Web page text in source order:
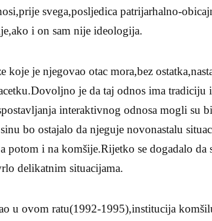
svega,posljedica patrijarhalno-
i on sam nije ideologija.
koje je njegovao otac mora,bez
je da taj odnos ima tradiciju
interaktivnog odnosa mogli su
bo ostajalo da njeguje novonastalu
potom i na komšije.Rijetko se dogadalo da
delikatnim situacijama.
u ovom ratu(1992-1995),institucija